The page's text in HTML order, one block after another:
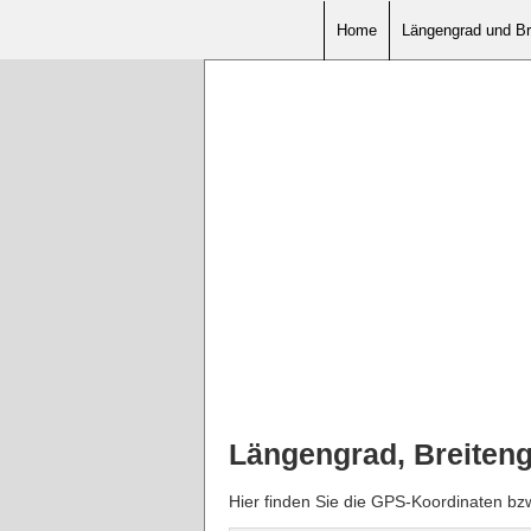
Home Längengrad und
Längengrad,
Hier finden Sie die GPS-Koordinaten